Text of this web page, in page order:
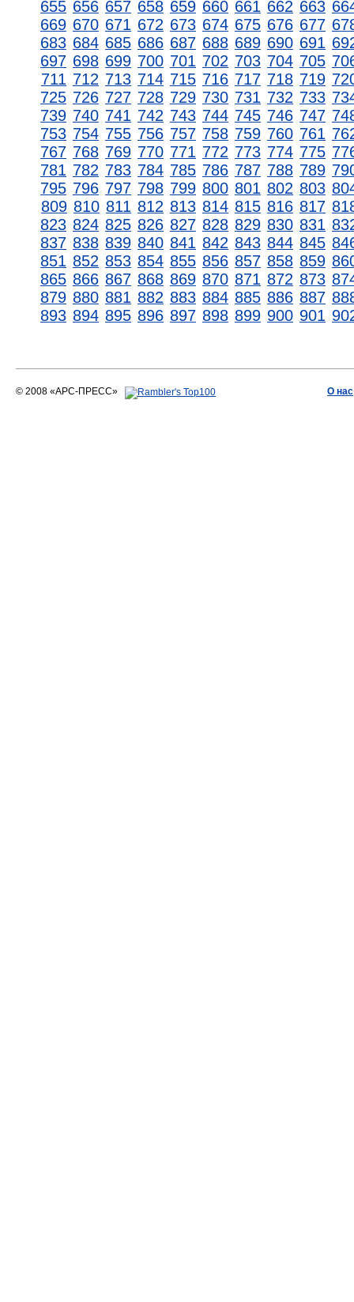
655 656 657 658 659 660 661 662 663
669 670 671 672 673 674 675 676 677
683 684 685 686 687 688 689 690 691
697 698 699 700 701 702 703 704 705
711 712 713 714 715 716 717 718 719
725 726 727 728 729 730 731 732 733
739 740 741 742 743 744 745 746 747
753 754 755 756 757 758 759 760 761
767 768 769 770 771 772 773 774 775
781 782 783 784 785 786 787 788 789
795 796 797 798 799 800 801 802 803
809 810 811 812 813 814 815 816 817
823 824 825 826 827 828 829 830 831
837 838 839 840 841 842 843 844 845
851 852 853 854 855 856 857 858 859
865 866 867 868 869 870 871 872 873
879 880 881 882 883 884 885 886 887
893 894 895 896 897 898 899 900 901
© 2008 «АРС-ПРЕСС» О нас